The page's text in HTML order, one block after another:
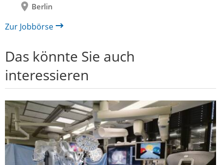
Berlin
Zur Jobbörse
Das könnte Sie auch
interessieren